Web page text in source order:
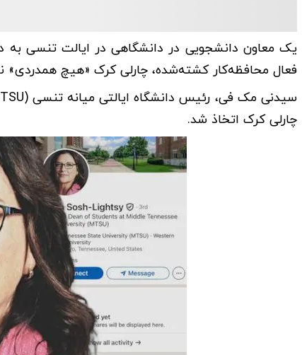
یک معاون دانشجویی در دانشگاهی در ایالت تنسی به
فعال محافظه‌کار کشته‌شده، چارلی کرک «هیچ همدردی»
چارلی کرک اتخاذ شد.